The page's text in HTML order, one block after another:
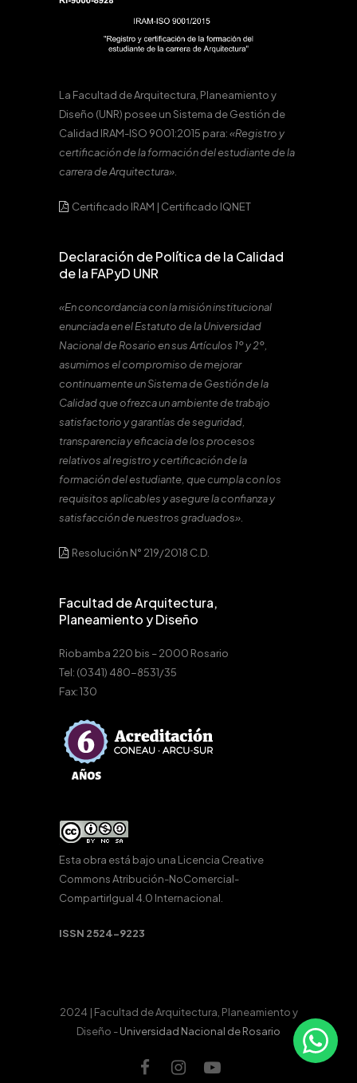
La Facultad de Arquitectura, Planeamiento y
Diseño (UNR) posee un Sistema de Gestión de
Calidad IRAM-ISO 9001:2015 para:«Registro y
certificación de la formación del estudiante de la
carrera de Arquitectura».
Certificado IRAM | Certificado IQNET
Declaración de Política de la Calidad
de la FAPyD UNR
«En concordancia con la misión institucional
enunciada en el Estatuto de la Universidad
Nacional de Rosario en sus Artículos 1º y 2º,
asumimos el compromiso de mejorar
continuamente un Sistema de Gestión de la
Calidad que ofrezca un ambiente de trabajo
satisfactorio y garantías de seguridad,
transparencia y eficacia de los procesos
relativos al registro y certificación de la
formación del estudiante, que cumpla con los
requisitos aplicables y asegure la confianza y
satisfacción de nuestros graduados».
Resolución N° 219/2018 C.D.
Facultad de Arquitectura,
Planeamiento y Diseño
Riobamba 220 bis – 2000 Rosario
Tel: (0341) 480-8531/35
Fax: 130
Esta obra está bajo una Licencia Creative
Commons Atribución-NoComercial-
CompartirIgual 4.0 Internacional.
ISSN 2524-9223
2024 | Facultad de Arquitectura, Planeamiento y
Diseño -Universidad Nacional de Rosario